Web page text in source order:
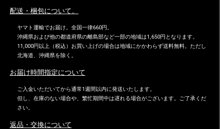
配送・梱包について。
ヤマト運輸でお届け。全国一律660円。
沖縄県および他の都道府県の離島部など一部の地域は1,650円となります。
11,000円以上（税込）お買い上げの場合は地域にかかわらず送料無料。ただし
北海道、沖縄県を除く。
お届け時間指定について
ご入金いただいてから通常1週間以内に発送いたします。
但し、在庫のない場合や、繁忙期間中は遅れる場合がございます。ご了承くだ
さい。
返品・交換について